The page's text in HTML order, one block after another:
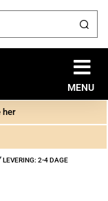
MENU
her
LEVERING: 2-4 DAGE